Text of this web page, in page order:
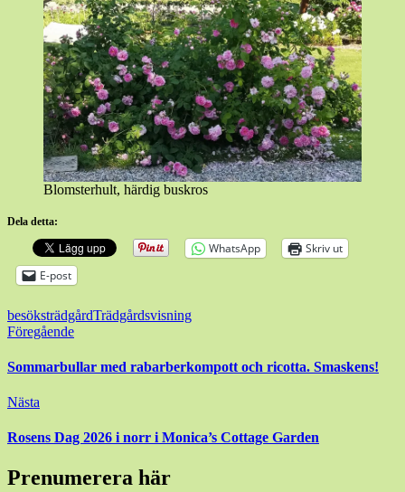
Blomsterhult, härdig buskros
Dela detta:
WhatsApp
Skriv ut
E-post
besöksträdgårdTrädgårdsvisning
Inläggsnavigering
Föregående
Sommarbullar med rabarberkompott och ricotta. Smaskens!
Nästa
Rosens Dag 2026 i norr i Monica’s Cottage Garden
Prenumerera här